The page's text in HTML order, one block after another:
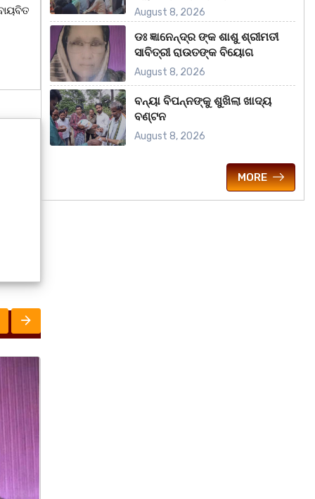
August 8, 2026
ଡଃ ଜ୍ଞାନେନ୍ଦ୍ର ଙ୍କ ଶାଶୁ ଶ୍ରୀମତୀ
ସାବିତ୍ରୀ ରାଉତଙ୍କ ବିୟୋଗ
August 8, 2026
ବନ୍ୟା ବିପନ୍ନଙ୍କୁ ଶୁଖିଲା ଖାଦ୍ୟ
ବଣ୍ଟନ
August 8, 2026
MORE